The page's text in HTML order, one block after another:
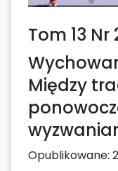
Tom 13 Nr
Między
Opublikowane: